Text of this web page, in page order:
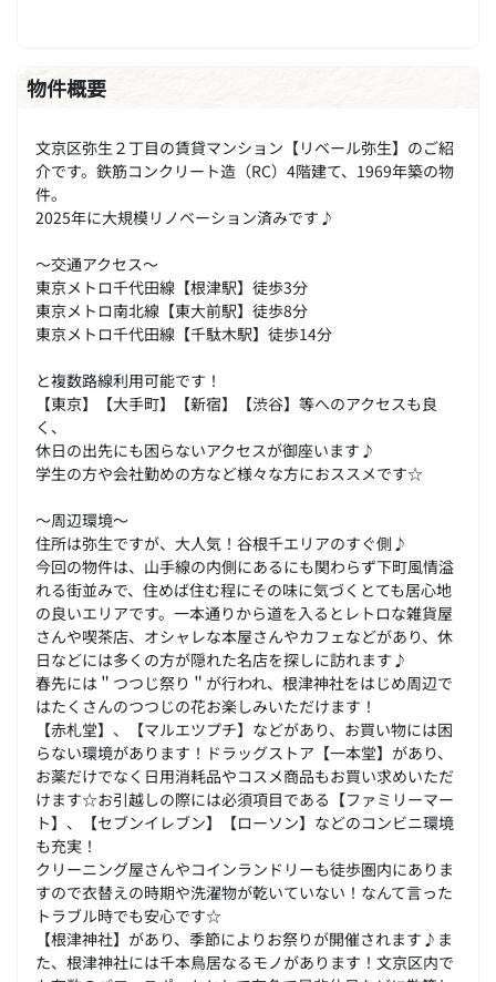
物件概要
文京区弥生２丁目の賃貸マンション【リベール弥生】のご紹
介です。鉄筋コンクリート造（RC）4階建て、1969年築の物
件。
2025年に大規模リノベーション済みです♪
～交通アクセス～
東京メトロ千代田線【根津駅】徒歩3分
東京メトロ南北線【東大前駅】徒歩8分
東京メトロ千代田線【千駄木駅】徒歩14分
と複数路線利用可能です！
【東京】【大手町】【新宿】【渋谷】等へのアクセスも良
く、
休日の出先にも困らないアクセスが御座います♪
学生の方や会社勤めの方など様々な方におススメです☆
～周辺環境～
住所は弥生ですが、大人気！谷根千エリアのすぐ側♪
今回の物件は、山手線の内側にあるにも関わらず下町風情溢
れる街並みで、住めば住む程にその味に気づくとても居心地
の良いエリアです。一本通りから道を入るとレトロな雑貨屋
さんや喫茶店、オシャレな本屋さんやカフェなどがあり、休
日などには多くの方が隠れた名店を探しに訪れます♪
春先には＂つつじ祭り＂が行われ、根津神社をはじめ周辺で
はたくさんのつつじの花お楽しみいただけます！
【赤札堂】、【マルエツプチ】などがあり、お買い物には困
らない環境があります！ドラッグストア【一本堂】があり、
お薬だけでなく日用消耗品やコスメ商品もお買い求めいただ
けます☆お引越しの際には必須項目である【ファミリーマー
ト】、【セブンイレブン】【ローソン】などのコンビニ環境
も充実！
クリーニング屋さんやコインランドリーも徒歩圏内にありま
すので衣替えの時期や洗濯物が乾いていない！なんて言った
トラブル時でも安心です☆
【根津神社】があり、季節によりお祭りが開催されます♪ま
た、根津神社には千本鳥居なるモノがあります！文京区内で